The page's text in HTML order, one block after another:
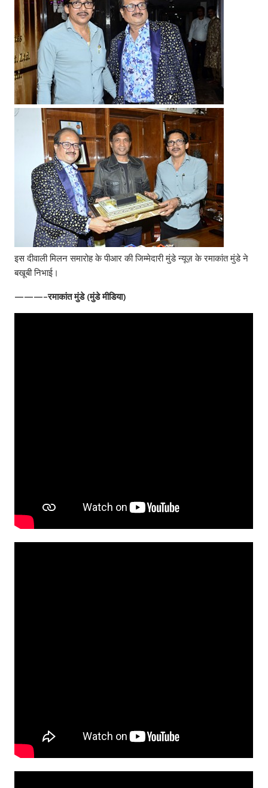
इस दीवाली मिलन समारोह के पीआर की जिम्मेदारी मुंडे न्यूज़ के रमाकांत मुंडे ने
बखूबी निभाई।
———–रमाकांत मुंडे (मुंडे मीडिया)